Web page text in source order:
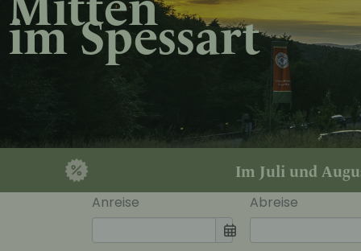
im Spessart
Im Juli und
Anreise Abreise